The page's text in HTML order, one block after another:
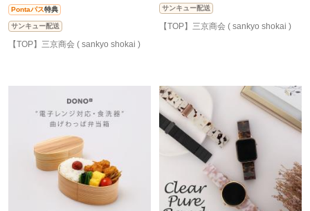
Pontaパス特典
サンキュー配送
【TOP】三京商会 ( sankyo shokai )
サンキュー配送
【TOP】三京商会 ( sankyo shokai )